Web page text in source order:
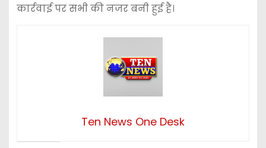
कार्रवाई पर सभी की नजर बनी हुई है।
Ten News One Desk